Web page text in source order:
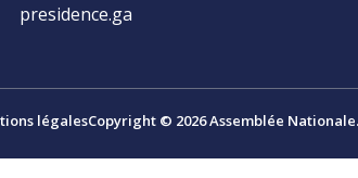
presidence.ga
légalesCopyright © 2026 Assemblée